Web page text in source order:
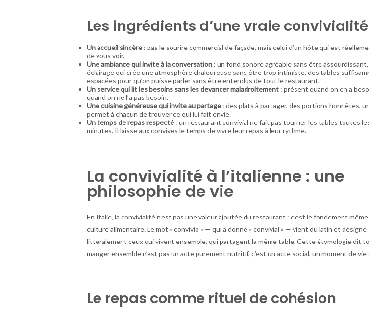
Les ingrédients d’une vraie convivialité
Un accueil sincère: pas le sourire commercial de façade, mais celui d’un hôte qui est
de vous voir.
Une ambiance qui invite à la conversation: un fond sonore agréable sans être assourdissant,
éclairage qui crée une atmosphère chaleureuse sans être trop intimiste, des tables
espacées pour qu’on puisse parler sans être entendus de tout le restaurant.
Un service qui lit les besoins sans les devancer maladroitement: présent quand on en a
quand on ne l’a pas besoin.
Une cuisine généreuse qui invite au partage: des plats à partager, des portions honnêtes,
permet à chacun de trouver ce qui lui fait envie.
Un temps de repas respecté: un restaurant convivial ne fait pas tourner les tables toutes
minutes. Il laisse aux convives le temps de vivre leur repas à leur rythme.
La convivialité à l’italienne : une
philosophie de vie
En Italie, la convivialité n’est pas une valeur ajoutée du restaurant : c’est le fondement même
culture alimentaire. Le mot « convivio » — qui a donné « convivial » — vient du latin et désigne
littéralement ceux qui vivent ensemble, qui partagent la même table. Cette étymologie dit
manger ensemble n’est pas un acte purement nutritif, c’est un acte social, un moment de vie
Le repas comme rituel de cohésion